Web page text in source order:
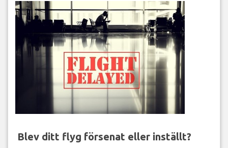
Blev ditt flyg försenat eller inställt?